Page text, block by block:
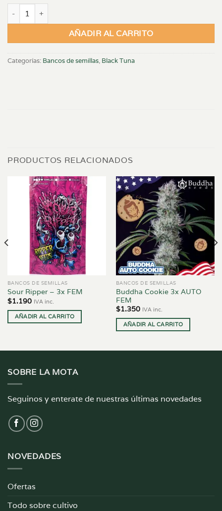
Tropicanna Punch S1 - 6x FEM - NOVEDAD!! cantidad
AÑADIR AL CARRITO
Categorías: Bancos de semillas, Black Tuna
PRODUCTOS RELACIONADOS
BANCOS DE SEMILLAS
Sour Ripper – 3x FEM
$1.190 IVA inc.
AÑADIR AL CARRITO
BANCOS DE SEMILLAS
Buddha Cookie 3x AUTO
FEM
$1.350 IVA inc.
AÑADIR AL CARRITO
SOBRE LA MOTA
Seguinos y enterate de nuestras últimas novedades
NOVEDADES
Ofertas
Todo sobre cultivo